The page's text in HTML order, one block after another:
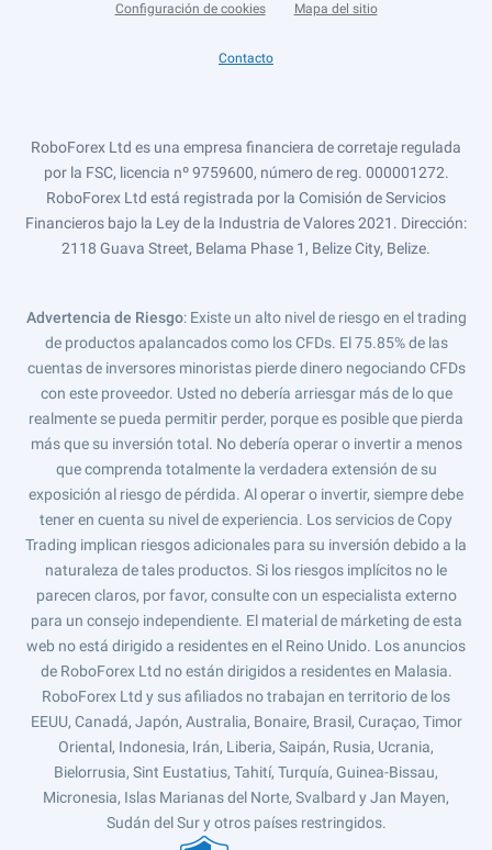
Configuración de cookies Mapa del sitio
Contacto
RoboForex Ltd es una empresa financiera de corretaje regulada
por la FSC, licencia nº 9759600, número de reg. 000001272.
RoboForex Ltd está registrada por la Comisión de Servicios
Financieros bajo la Ley de la Industria de Valores 2021. Dirección:
2118 Guava Street, Belama Phase 1, Belize City, Belize.
Advertencia de Riesgo: Existe un alto nivel de riesgo en el trading
de productos apalancados como los CFDs. El 75.85% de las
cuentas de inversores minoristas pierde dinero negociando CFDs
con este proveedor. Usted no debería arriesgar más de lo que
realmente se pueda permitir perder, porque es posible que pierda
más que su inversión total. No debería operar o invertir a menos
que comprenda totalmente la verdadera extensión de su
exposición al riesgo de pérdida. Al operar o invertir, siempre debe
tener en cuenta su nivel de experiencia. Los servicios de Copy
Trading implican riesgos adicionales para su inversión debido a la
naturaleza de tales productos. Si los riesgos implícitos no le
parecen claros, por favor, consulte con un especialista externo
para un consejo independiente. El material de márketing de esta
web no está dirigido a residentes en el Reino Unido. Los anuncios
de RoboForex Ltd no están dirigidos a residentes en Malasia.
RoboForex Ltd y sus afiliados no trabajan en territorio de los
EEUU, Canadá, Japón, Australia, Bonaire, Brasil, Curaçao, Timor
Oriental, Indonesia, Irán, Liberia, Saipán, Rusia, Ucrania,
Bielorrusia, Sint Eustatius, Tahití, Turquía, Guinea-Bissau,
Micronesia, Islas Marianas del Norte, Svalbard y Jan Mayen,
Sudán del Sur y otros países restringidos.